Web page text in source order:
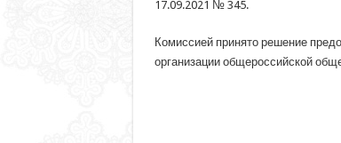
17.09.2021 № 345.
Комиссией принято решение
организации общероссийской